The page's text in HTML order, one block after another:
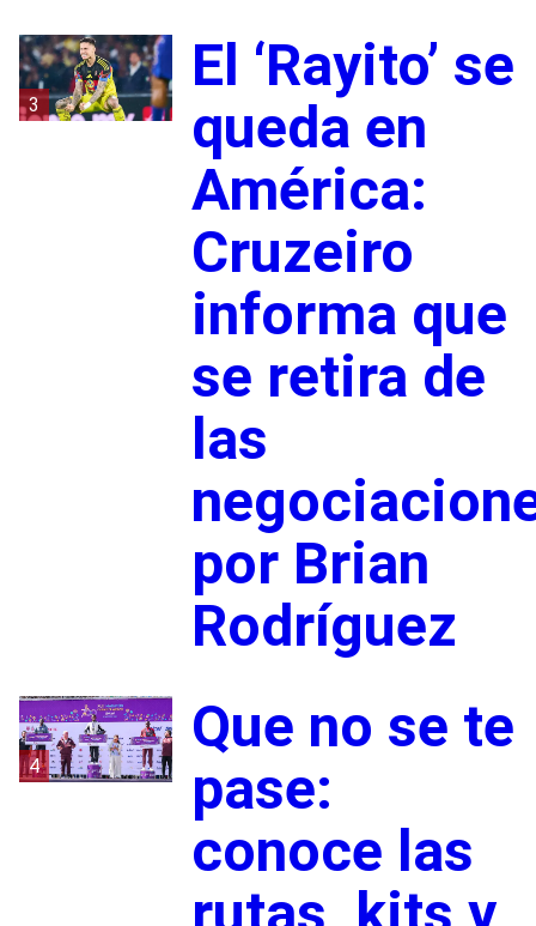
3
El ‘Rayito’ se
queda en
América:
Cruzeiro
informa que
se retira de
las
por Brian
Rodríguez
4
Que no se te
pase:
conoce las